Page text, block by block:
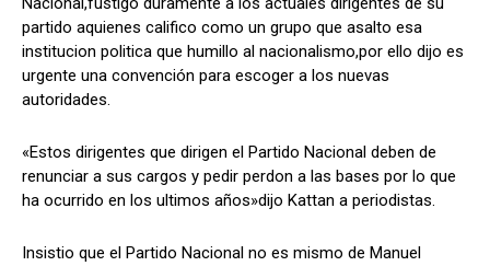
partido aquienes califico como un grupo que asalto esa
institucion politica que humillo al nacionalismo,por ello dijo es
urgente una convención para escoger a los nuevas
autoridades.
«Estos dirigentes que dirigen el Partido Nacional deben de
renunciar a sus cargos y pedir perdon a las bases por lo que
ha ocurrido en los ultimos años»dijo Kattan a periodistas.
Insistio que el Partido Nacional no es mismo de Manuel